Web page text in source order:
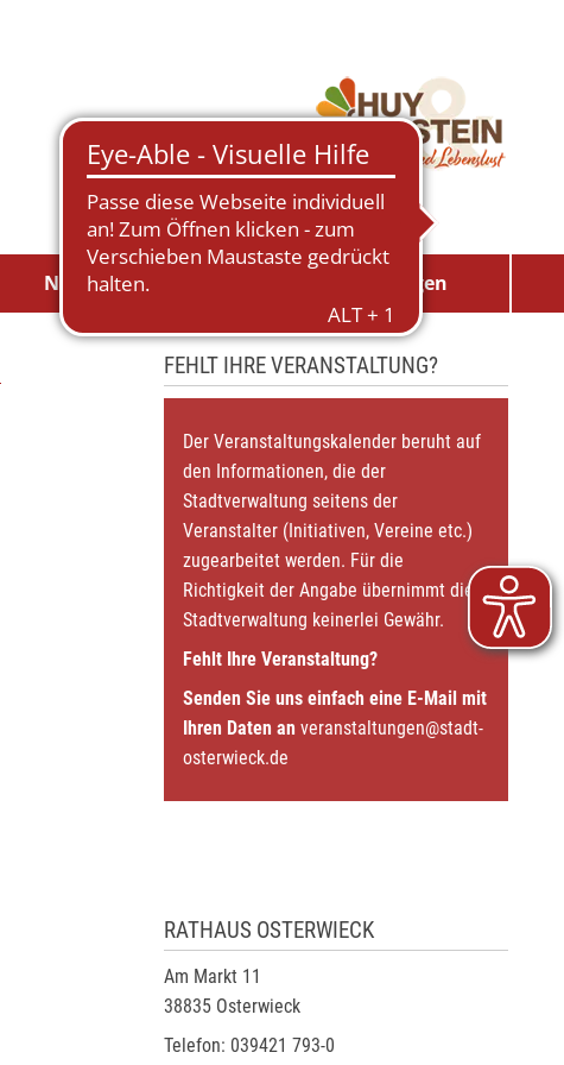
Neuigkeiten Veranstaltungen
FEHLT IHRE VERANSTALTUNG?
Der Veranstaltungskalender beruht auf
den Informationen, die der
Stadtverwaltung seitens der
Veranstalter (Initiativen, Vereine etc.)
zugearbeitet werden. Für die
Richtigkeit der Angabe übernimmt die
Stadtverwaltung keinerlei Gewähr.
Fehlt Ihre Veranstaltung?
Senden Sie uns einfach eine E-Mail mit
Ihren Daten an veranstaltungen@stadt-
osterwieck.de
RATHAUS OSTERWIECK
Am Markt 11
38835 Osterwieck
Telefon: 039421 793-0